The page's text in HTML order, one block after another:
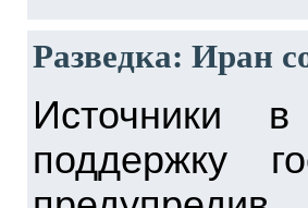
Разведка: Иран
Источники
поддержку